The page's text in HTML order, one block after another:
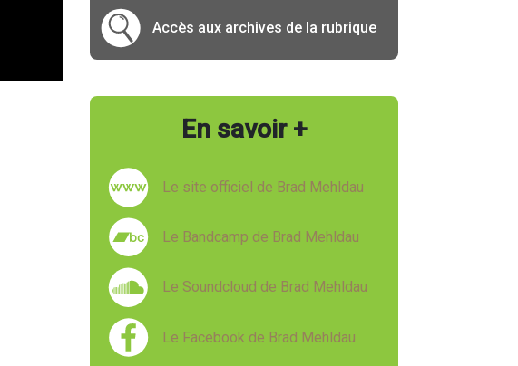
Accès aux archives de la rubrique
En savoir +
Le site officiel de Brad Mehldau
Le Bandcamp de Brad Mehldau
Le Soundcloud de Brad Mehldau
Le Facebook de Brad Mehldau